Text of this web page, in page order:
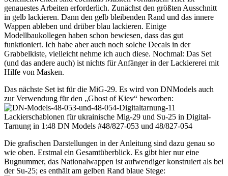
genauestes Arbeiten erforderlich. Zunächst den größten Ausschnitt
in gelb lackieren. Dann den gelb bleibenden Rand und das innere
Wappen ableben und drüber blau lackieren. Einige
Modellbaukollegen haben schon bewiesen, dass das gut
funktioniert. Ich habe aber auch noch solche Decals in der
Grabbelkiste, vielleicht nehme ich auch diese. Nochmal: Das Set
(und das andere auch) ist nichts für Anfänger in der Lackiererei mit
Hilfe von Masken.
Das nächste Set ist für die MiG-29. Es wird von DNModels auch
zur Verwendung für den „Ghost of Kiev“ beworben:
Die grafischen Darstellungen in der Anleitung sind dazu genau so
wie oben. Erstmal ein Gesamtüberblick. Es gibt hier nur eine
Bugnummer, das Nationalwappen ist aufwendiger konstruiert als bei
der Su-25; es enthält am gelben Rand blaue Stege: